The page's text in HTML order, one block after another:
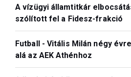
A vízügyi államtitkár
szólított fel a Fidesz-frakció
Futball - Vitális Milán négy
alá az AEK Athénhoz